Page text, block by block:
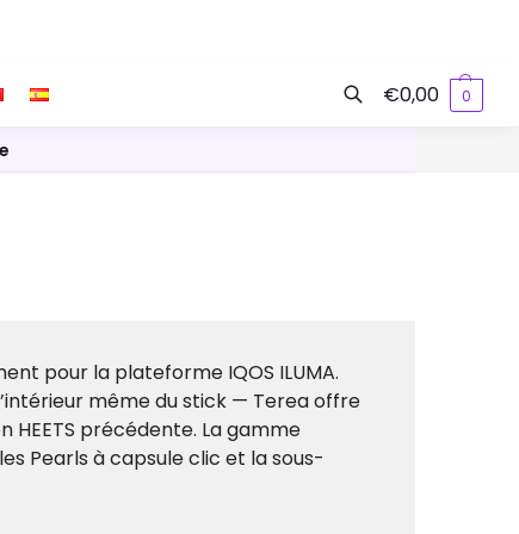
€0,00 0
pour la plateforme IQOS ILUMA.
même du stick — Terea offre
précédente. La gamme
Pearls à capsule clic et la sous-